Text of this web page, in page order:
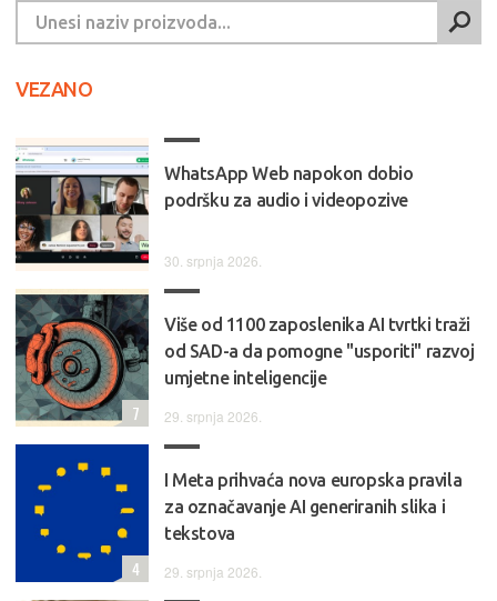
VEZANO
WhatsApp Web napokon dobio
podršku za audio i videopozive
30. srpnja 2026.
Više od 1100 zaposlenika AI tvrtki traži
od SAD-a da pomogne "usporiti" razvoj
umjetne inteligencije
29. srpnja 2026.
7
I Meta prihvaća nova europska pravila
za označavanje AI generiranih slika i
tekstova
29. srpnja 2026.
4